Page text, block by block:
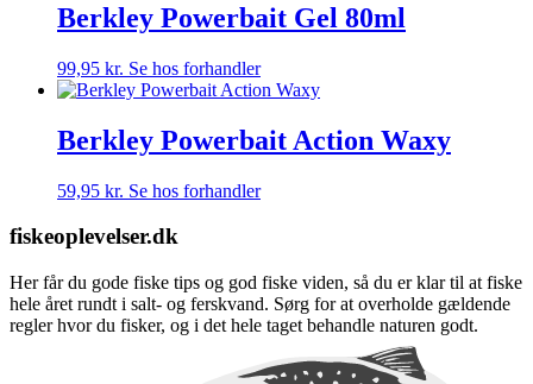
Berkley Powerbait Gel 80ml
99,95 kr. Se hos forhandler
Berkley Powerbait Action Waxy
59,95 kr. Se hos forhandler
fiskeoplevelser.dk
Her får du gode fiske tips og god fiske viden, så du er klar til at fiske
hele året rundt i salt- og ferskvand. Sørg for at overholde gældende
regler hvor du fisker, og i det hele taget behandle naturen godt.